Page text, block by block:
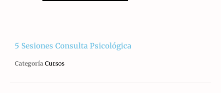
5 Sesiones Consulta Psicológica
Categoría Cursos